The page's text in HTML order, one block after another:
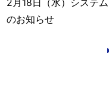
のお知らせ